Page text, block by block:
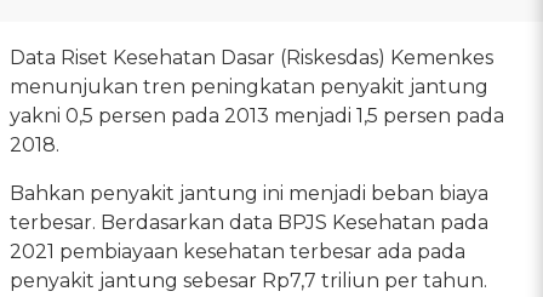
Data Riset Kesehatan Dasar (Riskesdas) Kemenkes
menunjukan tren peningkatan penyakit jantung
yakni 0,5 persen pada 2013 menjadi 1,5 persen pada
2018.
Bahkan penyakit jantung ini menjadi beban biaya
terbesar. Berdasarkan data BPJS Kesehatan pada
2021 pembiayaan kesehatan terbesar ada pada
penyakit jantung sebesar Rp7,7 triliun per tahun.